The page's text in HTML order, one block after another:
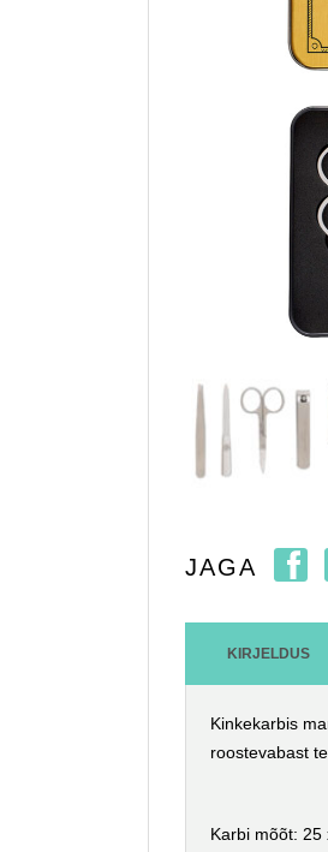
JAGA
KIRJELDUS
Kinkekarbis
roostevabast
Karbi mõõt: 25